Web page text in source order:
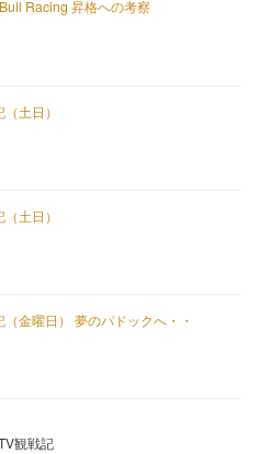
Racing 昇格への考察
土日）
土日）
金曜日） 夢のパドックへ・・
観戦記